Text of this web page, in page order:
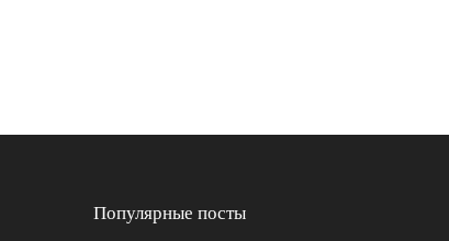
Популярные посты